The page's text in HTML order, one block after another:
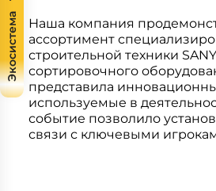
Наша компания
ассортимент
строительной техники
сортировочного
представила
используемые в
событие позволило
связи с ключевыми
Экосистема